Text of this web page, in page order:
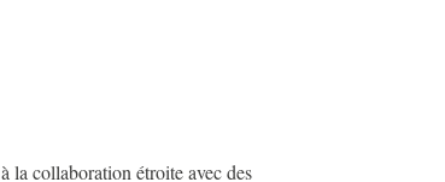
à la collaboration étroite avec des